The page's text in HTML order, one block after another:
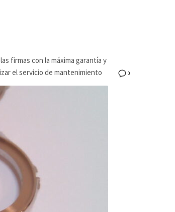
0
firmas con la máxima garantía y
el servicio de mantenimiento